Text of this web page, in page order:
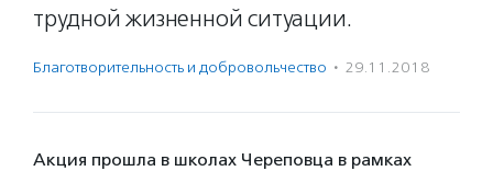
трудной жизненной ситуации.
Благотвори­тель­ность и доброволь­чест­во · 29.11.2018
Акция прошла в школах Череповца в рамках